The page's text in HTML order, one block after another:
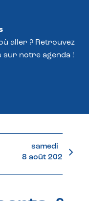
aller ? Retrouvez
sur notre agenda !
samedi
8 août 2026